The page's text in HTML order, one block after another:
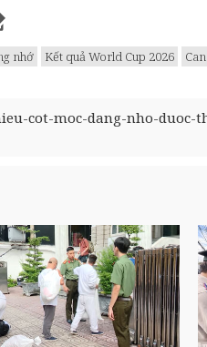
nhớ Kết quả World Cup 2026
cot-moc-dang-nho-